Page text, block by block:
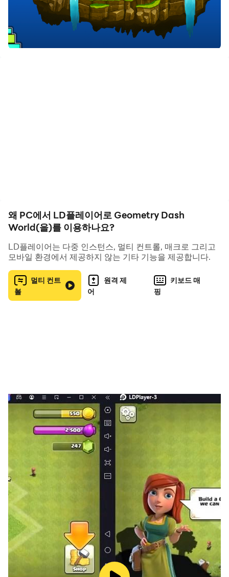
New levels, new music, new monsters, new everything!
Flex your clicky finger as you jump, fly and flip your
way through dark caves and spiky obstacles. Discover
• Use practice mode to sharpen your skills!
• Challenge yourself with the near impossible!
Approved by RubRub \ (•◡•) /
왜 PC에서 LD플레이어로 Geometry Dash
World(을)를 이용하나요?
LD플레이어는 다중 인스턴스, 멀티 컨트롤, 매크로 그리고
모바일 환경에서 제공하지 않는 기타 기능을 제공합니다.
멀티 컨트
롤
원격 제
어
키보드 매
핑